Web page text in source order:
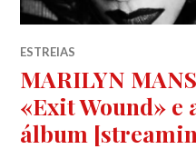
ESTREIAS
MARILYN
«Exit Wound» e
álbum